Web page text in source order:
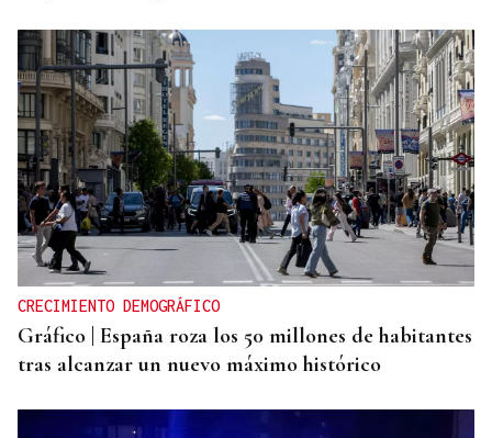
CRECIMIENTO DEMOGRÁFICO
Gráfico | España roza los 50 millones de habitantes
tras alcanzar un nuevo máximo histórico